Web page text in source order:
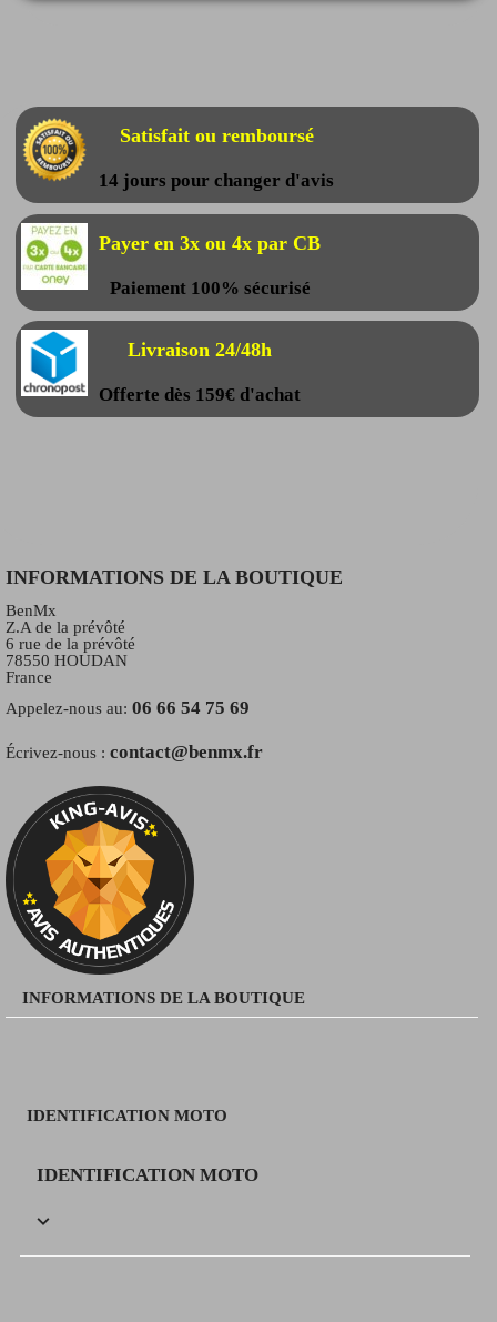
Satisfait ou remboursé
14 jours pour changer d'avis
Payer en 3x ou 4x par CB
Paiement 100% sécurisé
Livraison 24/48h
Offerte dès 159€ d'achat
INFORMATIONS DE LA BOUTIQUE
BenMx
Z.A de la prévôté
6 rue de la prévôté
78550 HOUDAN
France
Appelez-nous au: 06 66 54 75 69
Écrivez-nous : contact@benmx.fr
INFORMATIONS DE LA BOUTIQUE
IDENTIFICATION MOTO
IDENTIFICATION MOTO
